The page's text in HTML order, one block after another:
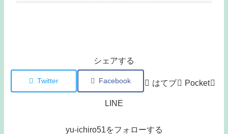
シェアする
Twitter Facebook はてブ Pocket
LINE
yu-ichiro51をフォローする